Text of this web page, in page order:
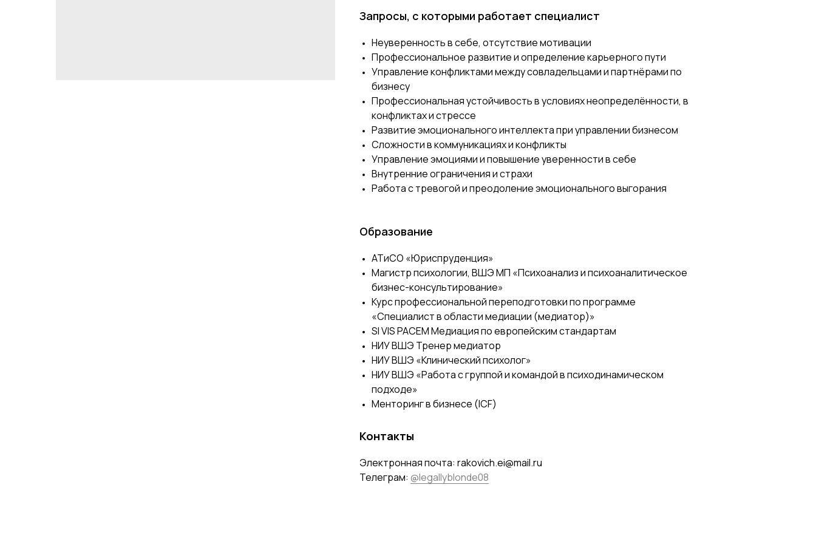
Запросы, с которыми работает специалист
Неуверенность в себе, отсутствие мотивации
Профессиональное развитие и определение карьерного пути
Управление конфликтами между совладельцами и партнёрами по
бизнесу
Профессиональная устойчивость в условиях неопределённости, в
конфликтах и стрессе
Развитие эмоционального интеллекта при управлении бизнесом
Сложности в коммуникациях и конфликты
Управление эмоциями и повышение уверенности в себе
Внутренние ограничения и страхи
Работа с тревогой и преодоление эмоционального выгорания
Образование
АТиСО «Юриспруденция»
Магистр психологии, ВШЭ МП «Психоанализ и психоаналитическое
бизнес-консультирование»
Курс профессиональной переподготовки по программе
«Специалист в области медиации (медиатор)»
SI VIS PACEM Медиация по европейским стандартам
НИУ ВШЭ Тренер медиатор
НИУ ВШЭ «Клинический психолог»
НИУ ВШЭ «Работа с группой и командой в психодинамическом
подходе»
Менторинг в бизнесе (ICF)
Контакты
Электронная почта: rakovich.ei@mail.ru
Телеграм: @legallyblonde08